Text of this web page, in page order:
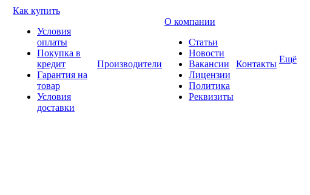
Как купить
Условия
оплаты
Покупка в
кредит
Гарантия на
товар
Условия
доставки
Производители
О компании
Статьи
Новости
Вакансии
Лицензии
Политика
Реквизиты
Контакты Ещё